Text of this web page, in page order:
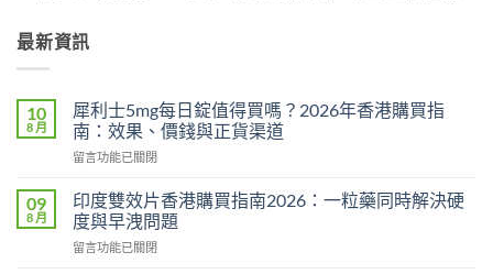
最新資訊
10
8 月
犀利士5mg每日錠值得買嗎？2026年香港購買指
南：效果、價錢與正貨渠道
在
利
士
5mg
每
留言功能已關閉
09
8 月
印度雙效片香港購買指南2026：一粒藥同時解決硬
度與早洩問題
在
留言功能已關閉